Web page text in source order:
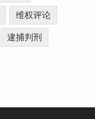
维权评论
逮捕判刑